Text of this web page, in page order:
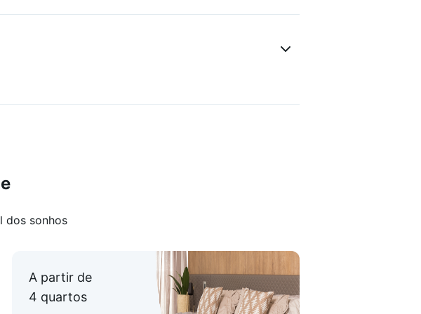
e iluminação planejada, com piso em porcelanato.
churrasqueira, fogão à lenha, terraço, e com piso
dos sonhos
A partir de
4 quartos